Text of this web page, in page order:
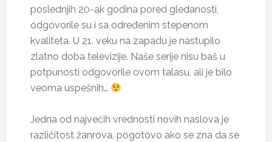
poslednjih 20-ak godina pored gledanosti,
odgovorile su i sa određenim stepenom
kvaliteta. U 21. veku na zapadu je nastupilo
zlatno doba televizije. Naše serije nisu baš u
potpunosti odgovorile ovom talasu, ali je bilo
veoma uspešnih…
Jedna od najvećih vrednosti novih naslova je
različitost žanrova, pogotovo ako se zna da se